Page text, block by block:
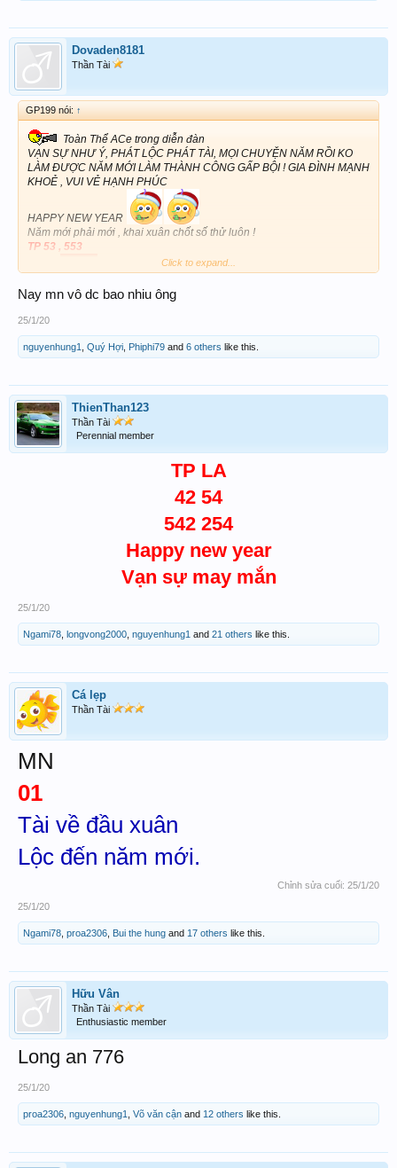
Dovaden8181
Thần Tài
GP199 nói: ↑
Toàn Thể ACe trong diễn đàn
VẠN SỰ NHƯ Ý, PHÁT LỘC PHÁT TÀI, MỌI CHUYỆN NĂM RỒI KO
LÀM ĐƯỢC NĂM MỚI LÀM THÀNH CÔNG GẤP BỘI ! GIA ĐÌNH MẠNH
KHOẺ , VUI VẺ HẠNH PHÚC
HAPPY NEW YEAR
Năm mới phải mới , khai xuân chốt số thử luôn !
TP 53 , 553
Click to expand...
Nay mn vô dc bao nhiu ông
25/1/20
nguyenhung1 Quý Hợi Phiphi79 and 6 others like this.
ThienThan123
Thần Tài
Perennial member
TP LA
42 54
542 254
Happy new year
Vạn sự may mắn
25/1/20
Ngami78 longvong2000 nguyenhung1 and 21 others like this.
Cá lẹp
Thần Tài
MN
01
Tài về đầu xuân
Lộc đến năm mới.
Chỉnh sửa cuối: 25/1/20
25/1/20
Ngami78 proa2306 Bui the hung and 17 others like this.
Hữu Vân
Thần Tài
Enthusiastic member
Long an 776
25/1/20
proa2306 nguyenhung1 Võ văn cận and 12 others like this.